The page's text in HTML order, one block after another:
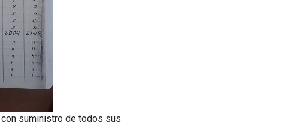
con suministro de todos sus